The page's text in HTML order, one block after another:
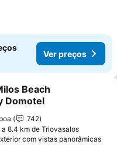
Ver preços
aos favoritos
Beach
Domotel
742
a 8.4 km de Triovasalos
com vistas panorâmicas